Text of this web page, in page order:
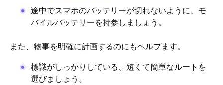
途中でスマホのバッテリーが切れないように、モ
バイルバッテリーを持参しましょう。
また、物事を明確に計画するのにもヘルプます。
標識がしっかりしている、短くて簡単なルートを
選びましょう。